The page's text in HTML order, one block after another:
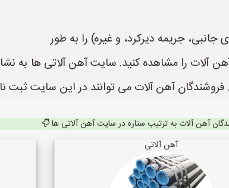
جریمه دیرکرد، و غیره) را به طور
آهن آلات می توانند در این سایت ثبت
آهن آلات به ترتیب ستاره در سایت آهن آلاتی ها
آهن آلاتی